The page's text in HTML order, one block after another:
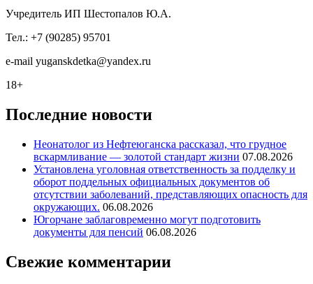
Учредитель ИП Шестопалов Ю.А.
Тел.: +7 (90285) 95701
e-mail yuganskdetka@yandex.ru
18+
Последние новости
Неонатолог из Нефтеюганска рассказал, что грудное
вскармливание — золотой стандарт жизни 07.08.2026
Установлена уголовная ответственность за подделку и
оборот поддельных официальных документов об
отсутствии заболеваний, представляющих опасность для
окружающих. 06.08.2026
Югорчане заблаговременно могут подготовить
документы для пенсий 06.08.2026
Свежие комментарии